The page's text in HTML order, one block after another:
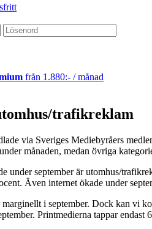
från 1.880:- / månad
trafikreklam
via Sveriges Mediebyråers
månaden, medan övriga
under september är utomhus/
Även internet ökade under
i september. Dock kan vi
Printmedierna tappar